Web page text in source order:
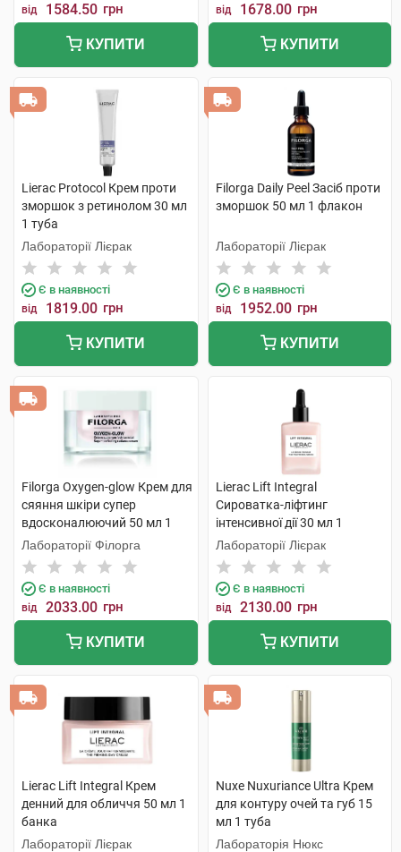
від 1584.50 грн
КУПИТИ
від 1678.00 грн
КУПИТИ
Lierac Protocol Крем проти
зморшок з ретинолом 30 мл
1 туба
Лабораторії Лієрак
Є в наявності
від 1819.00 грн
КУПИТИ
Filorga Daily Peel Засіб проти
зморшок 50 мл 1 флакон
Лабораторії Лієрак
Є в наявності
від 1952.00 грн
КУПИТИ
Filorga Oxygen-glow Крем для
сяяння шкіри супер
вдосконалюючий 50 мл 1
банка
Лабораторії Філорга
Є в наявності
від 2033.00 грн
КУПИТИ
Lierac Lift Integral
Сироватка-ліфтинг
інтенсивної дії 30 мл 1
флакон
Лабораторії Лієрак
Є в наявності
від 2130.00 грн
КУПИТИ
Lierac Lift Integral Крем
денний для обличчя 50 мл 1
банка
Лабораторії Лієрак
Nuxe Nuxuriance Ultra Крем
для контуру очей та губ 15
мл 1 туба
Лабораторія Нюкс